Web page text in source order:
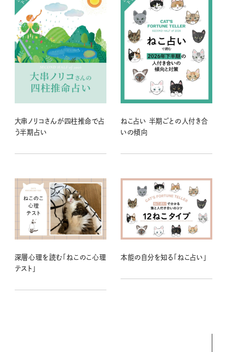
大串ノリコさんが四柱推命で占
う半期占い
ねこ占い 半期ごとの人付き合
いの傾向
深層心理を読む「ねこのこ心理
テスト」
本能の自分を知る「ねこ占い」